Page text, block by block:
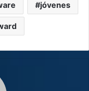
jóvenes